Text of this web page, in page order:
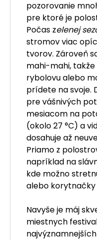
pozorovanie
pre ktoré je
Počas zelenej
stromov viac
tvorov. Zároveň
mahi-mahi,
rybolovu alebo
prídete na svoje.
pre vášnivých
mesiacom na
(okolo 27 °C) a
dosahuje až
Priamo z
napríklad na
kde možno
alebo korytnačky
Navyše je máj
miestnych